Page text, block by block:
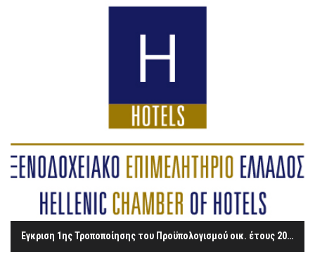
Έγκριση 1ης Τροποποίησης του Προϋπολογισμού οικ. έτους 2019 του Ξ.Ε.Ε. - Απόφαση Υπουργού Τουρισμού